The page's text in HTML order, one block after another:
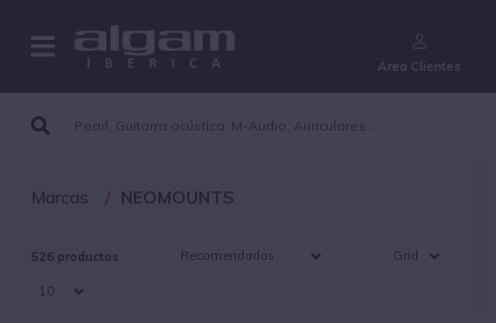
Área Clientes
Marcas NEOMOUNTS
526 productos